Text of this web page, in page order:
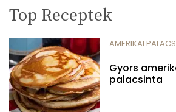
Top Receptek
AMERIKAI
Gyors
palacsinta